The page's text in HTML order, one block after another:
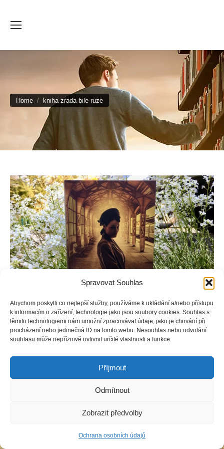
Spravovat Souhlas
Abychom poskytli co nejlepší služby, používáme k ukládání a/nebo přístupu
k informacím o zařízení, technologie jako jsou soubory cookies. Souhlas s
těmito technologiemi nám umožní zpracovávat údaje, jako je chování při
procházení nebo jedinečná ID na tomto webu. Nesouhlas nebo odvolání
souhlasu může nepříznivě ovlivnit určité vlastnosti a funkce.
Příjmout
Odmítnout
Zobrazit předvolby
Ochrana osobních údajů
You are here:
Home kniha-zrada-bile-ruze
Když bylo Natálii sedm let, uprchla spolu s rodiči před
SEO